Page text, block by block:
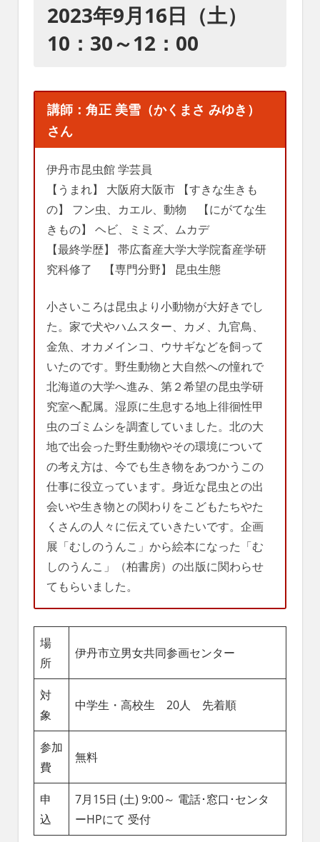
ぐ
か
ち
へ
2023年9月16日（土）
10：30～12：00
講師：角正 美雪（かくまさ みゆき）
さん
伊丹市昆虫館 学芸員
【うまれ】 大阪府大阪市 【すきな生きも
の】 フン虫、カエル、動物 【にがてな生
きもの】 ヘビ、ミミズ、ムカデ
【最終学歴】 帯広畜産大学大学院畜産学研
究科修了 【専門分野】 昆虫生態
小さいころは昆虫より小動物が大好きでし
た。家で犬やハムスター、カメ、九官鳥、
金魚、オカメインコ、ウサギなどを飼って
いたのです。野生動物と大自然への憧れで
北海道の大学へ進み、第２希望の昆虫学研
究室へ配属。湿原に生息する地上徘徊性甲
虫のゴミムシを調査していました。北の大
地で出会った野生動物やその環境について
の考え方は、今でも生き物をあつかうこの
仕事に役立っています。身近な昆虫との出
会いや生き物との関わりをこどもたちやた
くさんの人々に伝えていきたいです。企画
展「むしのうんこ」から絵本になった「む
しのうんこ」（柏書房）の出版に関わらせ
てもらいました。
場
所
伊丹市立男女共同参画センター
対
象
中学生・高校生 20人 先着順
参加
費
無料
申
込
7月15日 (土) 9:00～ 電話･窓口･センタ
ーHPにて 受付